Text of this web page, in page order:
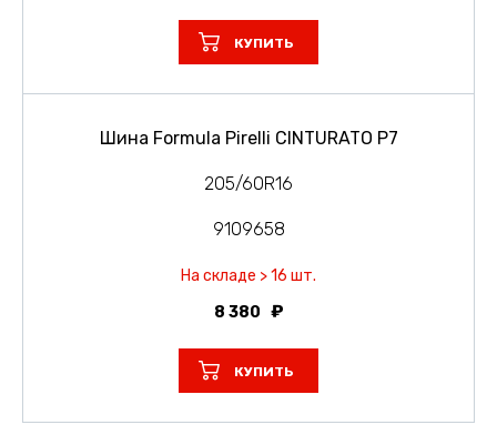
КУПИТЬ
Шина Formula Pirelli CINTURATO P7
205/60R16
9109658
На складе > 16 шт.
8 380
КУПИТЬ